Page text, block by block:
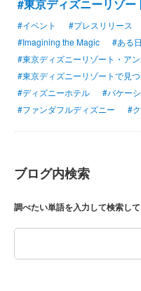
#東京ディズニーリゾー
#イベント #プレスリリース
#Imagining the Magic
#ある
#東京ディズニーリゾート・ア
#東京ディズニーリゾートで見
#ディズニーホテル
#バケー
#ファンダフルディズニー
#
ブログ内検索
調べたい単語を入力して検索し